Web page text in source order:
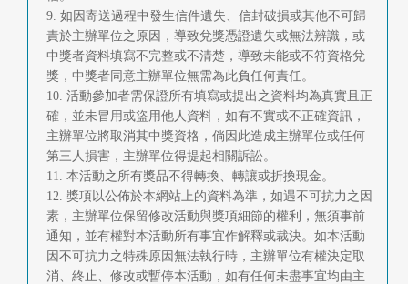
9. 如因寄送過程中發生信件遺失、信封破損或其他不可歸
責於主辦單位之原因，導致兌獎憑證遺失或無法辨識，或
中獎者資料填寫不完整或不清楚，導致未能或不符資格兌
獎，中獎者同意主辦單位無需為此負任何責任。
10. 活動參加者需保證所有填寫或提出之資料均為真實且正
確，並未冒用或盜用他人資料，如有不實或不正確資訊，
主辦單位將取消其中獎資格，倘因此造成主辦單位或任何
第三人損害，主辦單位得提起相關訴訟。
11. 本活動之所有獎品不得轉換、轉讓或折換現金。
12. 獎項以公佈於本網站上的資料為準，如遇不可抗力之因
素，主辦單位保留修改活動與獎項細節的權利，無須事前
通知，並有權對本活動所有事宜作解釋或裁決。如本活動
因不可抗力之特殊原因無法執行時，主辦單位有權決定取
消、終止、修改或暫停本活動，如有任何未盡事宜均由主